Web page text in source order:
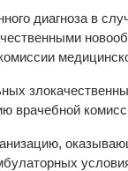
диагноза в